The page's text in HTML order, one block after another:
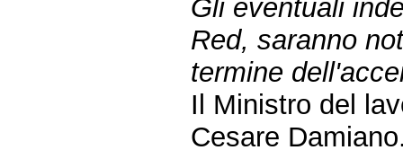
Gli eventuali
Red, saranno
termine
Il Ministro del
Cesare